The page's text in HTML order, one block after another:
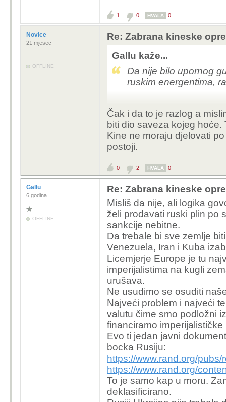
1 0 HVALA 0
Novice
21 mjesec
OFFLINE
Re: Zabrana kineske
Gallu kaže...
Da nije bilo upornog
ruskim energentima,
Čak i da to je razlog a
biti dio saveza kojeg
Kine ne moraju djelovati
postoji.
0 2 HVALA 0
Gallu
6 godina
OFFLINE
Re: Zabrana kineske
Misliš da nije, ali logika
želi prodavati ruski plin po
sankcije nebitne.
Da trebale bi sve zemlje
Venezuela, Iran i Kuba
Licemjerje Europe je tu
imperijalistima na kugli
urušava.
Ne usudimo se osuditi
Najveći problem i najveći
valutu čime smo podložni
financiramo
Evo ti jedan javni
bocka Rusiju:
https://www.rand.org/
https://www.rand.org/
To je samo kap u moru.
deklasificirano.